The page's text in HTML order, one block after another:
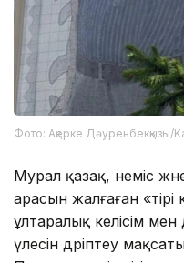
Фото: Ақерке Дәуренбекқызы/
Мурал қазақ, неміс
арасын жалғаған «тірі
ұлтаралық келісім
үлесін дәріптеу